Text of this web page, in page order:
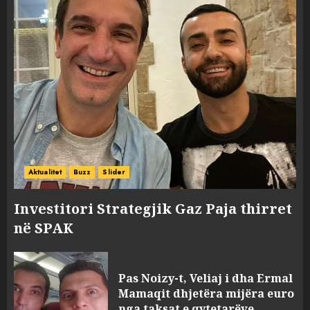
Aktualitet Buzz Slider
Investitori Strategjik Gaz Paja thirret
në SPAK
Pas Noizy-t, Veliaj i dha Ermal
Mamaqit dhjetëra mijëra euro